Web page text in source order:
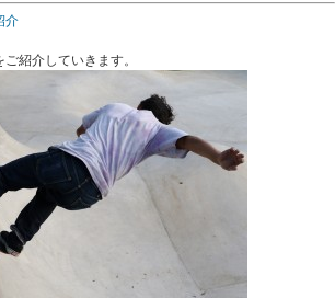
介
紹介していきます。